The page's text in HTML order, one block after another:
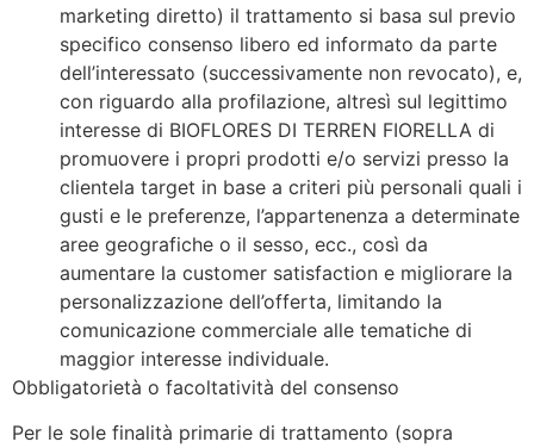
marketing diretto) il trattamento si basa sul previo
specifico consenso libero ed informato da parte
dell’interessato (successivamente non revocato), e,
con riguardo alla profilazione, altresì sul legittimo
interesse di BIOFLORES DI TERREN FIORELLA di
promuovere i propri prodotti e/o servizi presso la
clientela target in base a criteri più personali quali i
gusti e le preferenze, l’appartenenza a determinate
aree geografiche o il sesso, ecc., così da
aumentare la customer satisfaction e migliorare la
personalizzazione dell’offerta, limitando la
comunicazione commerciale alle tematiche di
maggior interesse individuale.
Obbligatorietà o facoltatività del consenso
Per le sole finalità primarie di trattamento (sopra